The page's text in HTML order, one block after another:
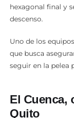
hexagonal final y
descenso.
Uno de los
que busca
seguir en la pelea
El Cuenca,
Quito